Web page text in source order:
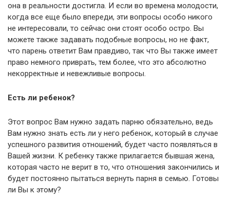
она в реальности достигла. И если во времена молодости,
когда все еще было впереди, эти вопросы особо никого
не интересовали, то сейчас они стоят особо остро. Вы
можете также задавать подобные вопросы, но не факт,
что парень ответит Вам правдиво, так что Вы также имеет
право немного приврать, тем более, что это абсолютно
некорректные и невежливые вопросы.
Есть ли ребенок?
Этот вопрос Вам нужно задать парню обязательно, ведь
Вам нужно знать есть ли у него ребенок, который в случае
успешного развития отношений, будет часто появляться в
Вашей жизни. К ребенку также прилагается бывшая жена,
которая часто не верит в то, что отношения закончились и
будет постоянно пытаться вернуть парня в семью. Готовы
ли Вы к этому?